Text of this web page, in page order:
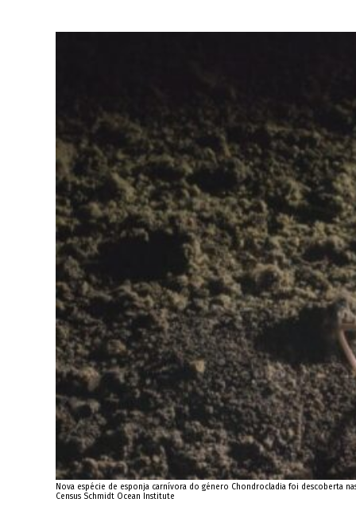
Nova espécie de esponja carnívora do género Chondrocladia foi descoberta
Census Schmidt Ocean Institute